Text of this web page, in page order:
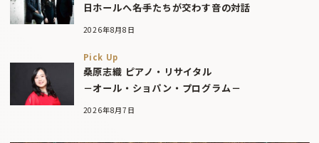
日ホールへ――名手たちが交わす音の対話
2026年8月8日
Pick Up
桑原志織 ピアノ・リサイタル
－オール・ショパン・プログラム－
2026年8月7日